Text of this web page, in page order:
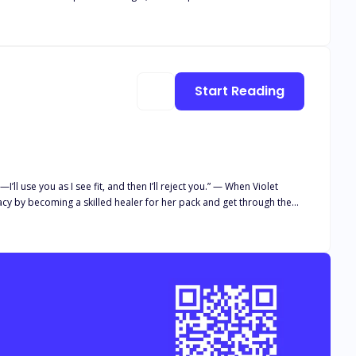
stake, will
by becoming a skilled healer for her pack and get through the
enough, Violet
Start Reading